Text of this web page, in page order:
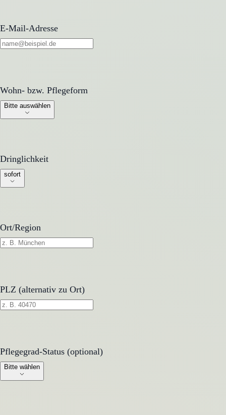
E-Mail-Adresse
Wohn- bzw. Pflegeform
Wohn- bzw. Pflegeform
Bitte auswählen
Dringlichkeit
Dringlichkeit
sofort
Ort/Region
PLZ (alternativ zu Ort)
Pflegegrad-Status (optional)
Pflegegrad-Status (optional)
Bitte wählen